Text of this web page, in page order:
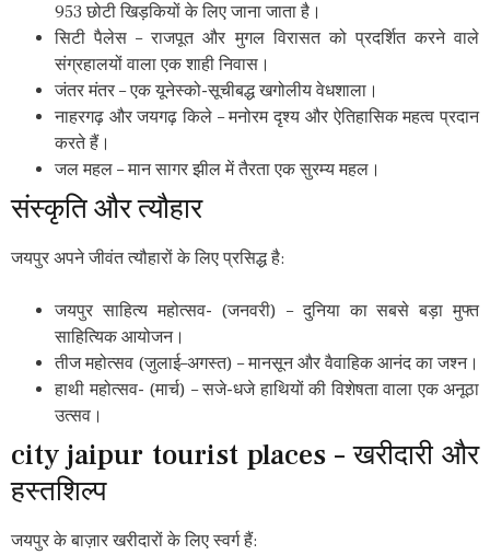
953 छोटी खिड़कियों के लिए जाना जाता है।
सिटी पैलेस – राजपूत और मुगल विरासत को प्रदर्शित करने वाले
संग्रहालयों वाला एक शाही निवास।
जंतर मंतर – एक यूनेस्को-सूचीबद्ध खगोलीय वेधशाला।
नाहरगढ़ और जयगढ़ किले – मनोरम दृश्य और ऐतिहासिक महत्व प्रदान
करते हैं।
जल महल – मान सागर झील में तैरता एक सुरम्य महल।
संस्कृति और त्यौहार
जयपुर अपने जीवंत त्यौहारों के लिए प्रसिद्ध है:
जयपुर साहित्य महोत्सव- (जनवरी) – दुनिया का सबसे बड़ा मुफ्त
साहित्यिक आयोजन।
तीज महोत्सव (जुलाई–अगस्त) – मानसून और वैवाहिक आनंद का जश्न।
हाथी महोत्सव- (मार्च) – सजे-धजे हाथियों की विशेषता वाला एक अनूठा
उत्सव।
city jaipur tourist places – खरीदारी और
हस्तशिल्प
जयपुर के बाज़ार खरीदारों के लिए स्वर्ग हैं: